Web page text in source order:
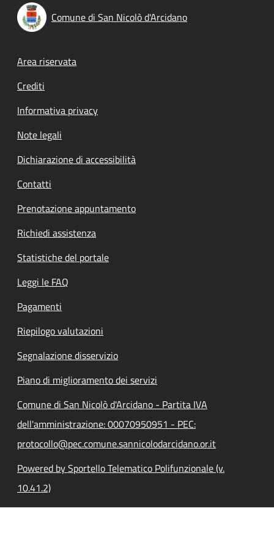
Comune di San Nicolò d'Arcidano
Footer menu
Area riservata
Crediti
Informativa privacy
Note legali
Dichiarazione di accessibilità
Contatti
Prenotazione appuntamento
Richiedi assistenza
Statistiche del portale
Leggi le FAQ
Pagamenti
Riepilogo valutazioni
Segnalazione disservizio
Piano di miglioramento dei servizi
Comune di San Nicolò d'Arcidano - Partita IVA
dell'amministrazione: 00070950951 - PEC:
protocollo@pec.comune.sannicolodarcidano.or.it
Powered by Sportello Telematico Polifunzionale (v.
10.41.2)